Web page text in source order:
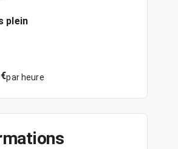
plein
par heure